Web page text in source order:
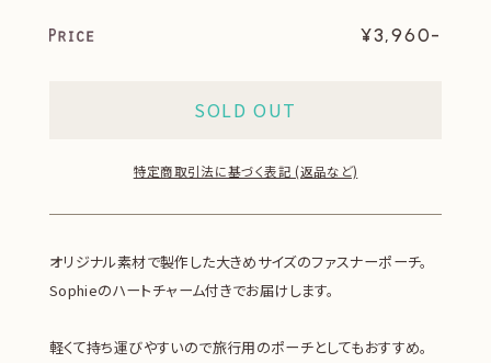
¥3,960-
SOLD OUT
特定商取引法に基づく表記 (返品など)
オリジナル素材で製作した大きめサイズのファスナーポーチ。
Sophieのハートチャーム付きでお届けします。
軽くて持ち運びやすいので旅行用のポーチとしてもおすすめ。